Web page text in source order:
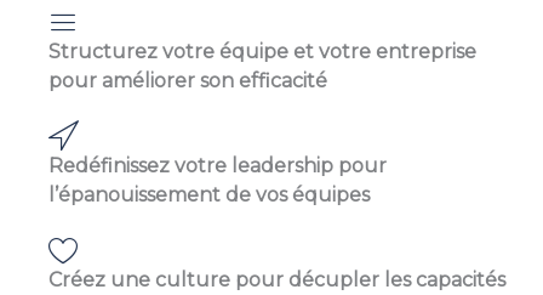
Structurez votre équipe et votre entreprise
pour améliorer son efficacité
Redéfinissez votre leadership pour
l’épanouissement de vos équipes
Créez une culture pour décupler les capacités